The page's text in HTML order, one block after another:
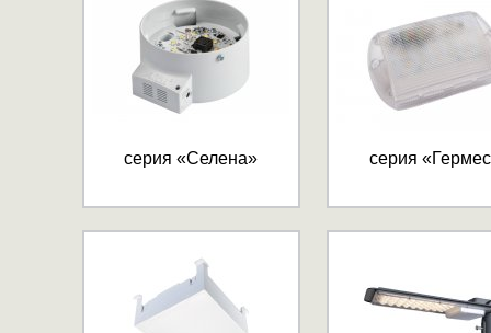
серия «Селена» серия